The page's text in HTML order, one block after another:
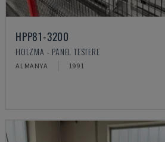
HPP81-3200
HOLZMA - PANEL TESTERE
ALMANYA 1991